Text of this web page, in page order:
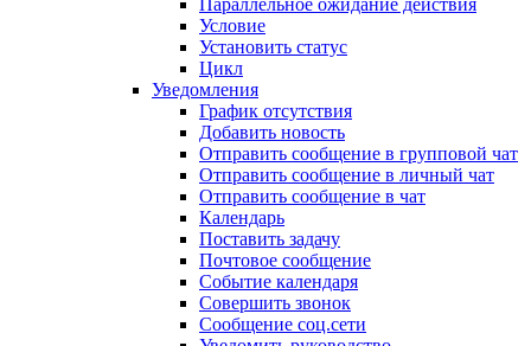
Параллельное ожидание действия
Условие
Установить статус
Цикл
Уведомления
График отсутствия
Добавить новость
Отправить сообщение в групповой чат
Отправить сообщение в личный чат
Отправить сообщение в чат
Календарь
Поставить задачу
Почтовое сообщение
Событие календаря
Совершить звонок
Сообщение соц.сети